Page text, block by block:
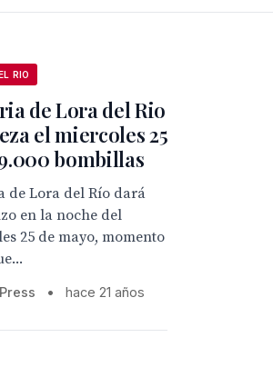
RIO
de Lora del Rio
el miercoles 25
bombillas
de Lora del Río dará
en la noche del
25 de mayo, momento
• hace 21 años